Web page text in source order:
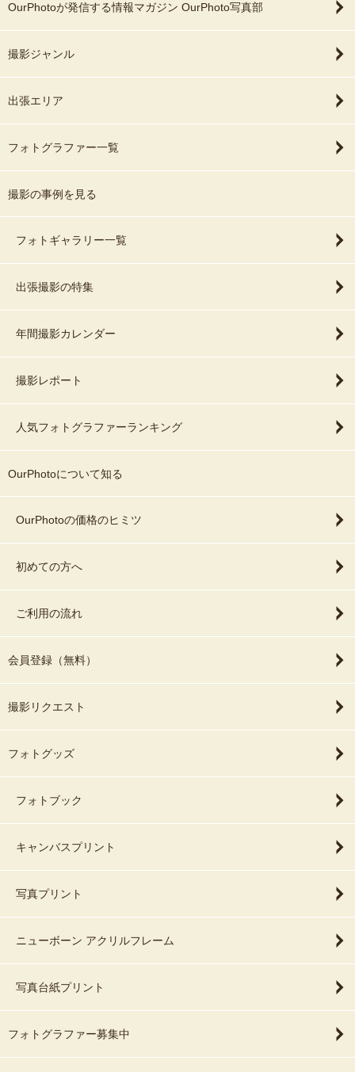
OurPhotoが発信する情報マガジン OurPhoto写真部
撮影ジャンル
出張エリア
フォトグラファー一覧
撮影の事例を見る
フォトギャラリー一覧
出張撮影の特集
年間撮影カレンダー
撮影レポート
人気フォトグラファーランキング
OurPhotoについて知る
OurPhotoの価格のヒミツ
初めての方へ
ご利用の流れ
会員登録（無料）
撮影リクエスト
フォトグッズ
フォトブック
キャンバスプリント
写真プリント
ニューボーン アクリルフレーム
写真台紙プリント
フォトグラファー募集中